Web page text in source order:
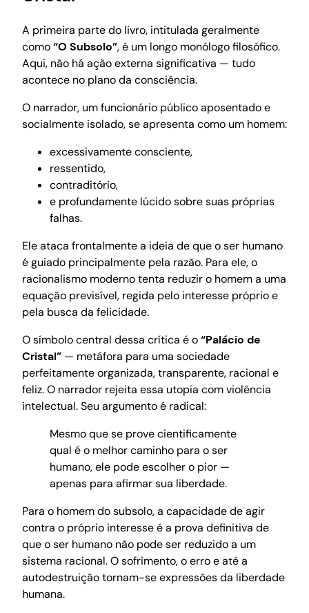
A primeira parte do livro, intitulada geralmente
como“O Subsolo”, é um longo monólogo filosófico.
Aqui, não há ação externa significativa — tudo
acontece no plano da consciência.
O narrador, um funcionário público aposentado e
socialmente isolado, se apresenta como um homem:
excessivamente consciente,
ressentido,
contraditório,
e profundamente lúcido sobre suas próprias
falhas.
Ele ataca frontalmente a ideia de que o ser humano
é guiado principalmente pela razão. Para ele, o
racionalismo moderno tenta reduzir o homem a uma
equação previsível, regida pelo interesse próprio e
pela busca da felicidade.
O símbolo central dessa crítica é o“Palácio de
Cristal” — metáfora para uma sociedade
perfeitamente organizada, transparente, racional e
feliz. O narrador rejeita essa utopia com violência
intelectual. Seu argumento é radical:
Mesmo que se prove cientificamente
qual é o melhor caminho para o ser
humano, ele pode escolher o pior —
apenas para afirmar sua liberdade.
Para o homem do subsolo, a capacidade de agir
contra o próprio interesse é a prova definitiva de
que o ser humano não pode ser reduzido a um
sistema racional. O sofrimento, o erro e até a
autodestruição tornam-se expressões da liberdade
humana.